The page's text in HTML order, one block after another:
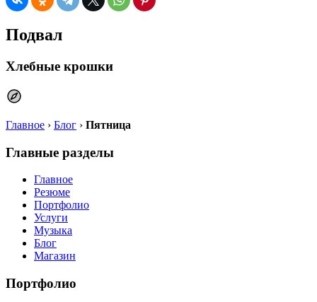
Подвал
Хлебные крошки
Главное › Блог › Пятница
Главные разделы
Главное
Резюме
Портфолио
Услуги
Музыка
Блог
Магазин
Портфолио